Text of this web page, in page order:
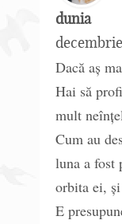
dunia
decembrie
Dacă aș
Hai să
mult
Cum au
luna a fost
orbita ei, și
E